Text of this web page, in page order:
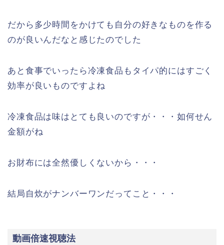
だから多少時間をかけても自分の好きなものを作る
のが良いんだなと感じたのでした
あと食事でいったら冷凍食品もタイパ的にはすごく
効率が良いものですよね
冷凍食品は味はとても良いのですが・・・如何せん
金額がね
お財布には全然優しくないから・・・
結局自炊がナンバーワンだってこと・・・
動画倍速視聴法